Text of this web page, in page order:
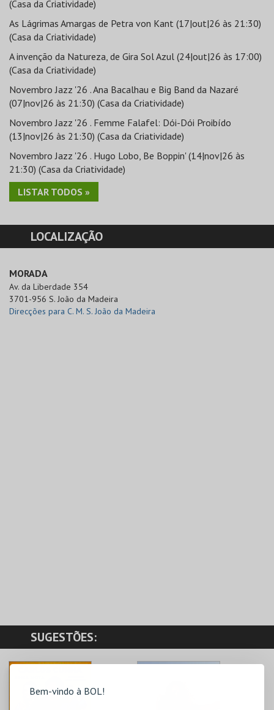
Bem-vindo à BOL!
(Casa da Criatividade)
As Lágrimas Amargas de Petra von Kant (17|out|26 às 21:30)
(Casa da Criatividade)
A invenção da Natureza, de Gira Sol Azul (24|out|26 às 17:00)
(Casa da Criatividade)
Novembro Jazz '26 . Ana Bacalhau e Big Band da Nazaré
(07|nov|26 às 21:30) (Casa da Criatividade)
Novembro Jazz '26 . Femme Falafel: Dói-Dói Proibído
(13|nov|26 às 21:30) (Casa da Criatividade)
Novembro Jazz '26 . Hugo Lobo, Be Boppin' (14|nov|26 às
21:30) (Casa da Criatividade)
LISTAR TODOS »
LOCALIZAÇÃO
MORADA
Av. da Liberdade 354
3701-956 S. João da Madeira
Direcções para C. M. S. João da Madeira
SUGESTÕES: